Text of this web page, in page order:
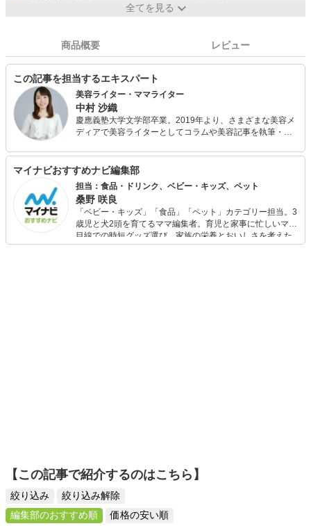
全てを見る
商品概要 レビュー
この記事を担当するエキスパート
美容ライター・ママライター
中村 沙織
慶應義塾大学文学部卒業。2019年より、さまざまな美容メ
ディアで美容ライターとしてコラムや美容記事を執筆・連
専門家として、美容記事の監修にも携わっています。さら
に、自身で美容サイトを運営し、自身の経験をもとにした
「丁寧で優しいスキンケア・ボディケア」について発信し
ています。
マイナビおすすめナビ編集部
担当：食品・ドリンク、ベビー・キッズ、ペット
桑野 咲良
「ベビー・キッズ」「食品」「ペット」カテゴリー担当。3
歳児と犬2頭を育てるママ編集者。育児と家事に忙しいママ
目線での時短グッズ選び、家族の栄養とおいしさを考えた
食品選び、束の間のリラックスタイムを楽しむためのスイ
【この記事で紹介するのはこちら】
絞り込み
絞り込み解除
編集部のおすすめ順
価格の安い順